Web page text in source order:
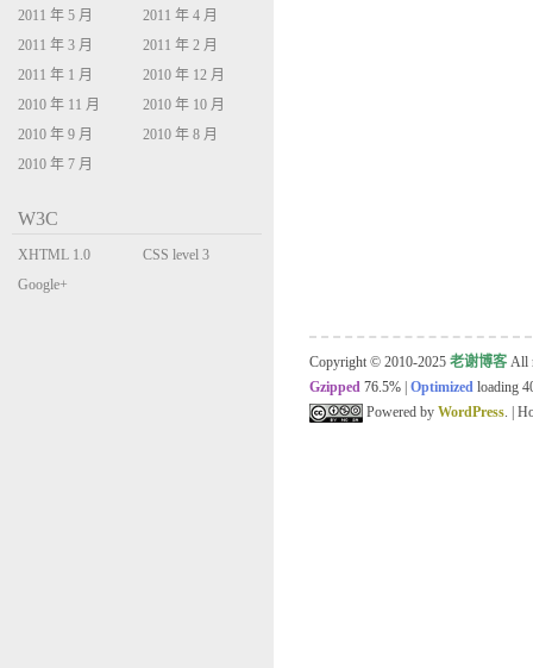
2011 年 5 月
2011 年 4 月
2011 年 3 月
2011 年 2 月
2011 年 1 月
2010 年 12 月
2010 年 11 月
2010 年 10 月
2010 年 9 月
2010 年 8 月
2010 年 7 月
W3C
XHTML 1.0
Transitional
CSS level 3
Google+
Copyright © 2010-2025 老谢博客 All
Gzipped 76.5% Optimized loading
Powered by WordPress. |